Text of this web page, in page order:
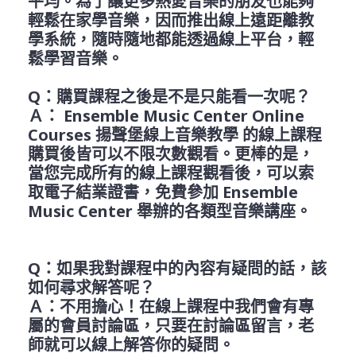
輕鬆在家學音樂，因而推出線上遠距離教
學系統，隨時隨地都能透過線上平台，輕
鬆學習音樂。
Q ：購買課程之後是不是只能看一次呢？
Ａ： Ensemble Music Center Online
Courses 揚聲堡線上音樂教學 的線上課程
購買後皆可以不限次數觀看。 更棒的是，
當您完成所有的線上課程觀看後，可以索
取電子結業證書，免費參加 Ensemble
Music Center舉辦的各類型音樂講座。
Q ：如果我對課程中的內容有疑問的話，該
如何尋求解答呢？
Ａ：不用擔心！在線上課程中我們會有專
屬的會員討論區，只要在討論區留言，老
師就可以線上解答你的疑問。